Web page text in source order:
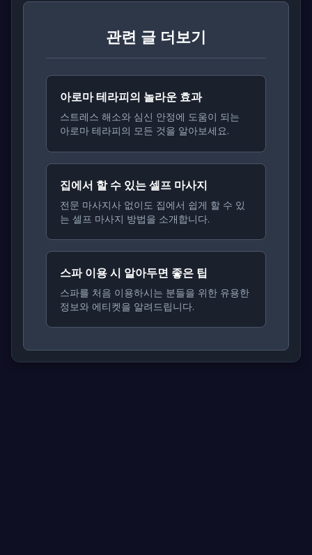
관련 글 더보기
아로마 테라피의 놀라운 효과
스트레스 해소와 심신 안정에 도움이 되는
아로마 테라피의 모든 것을 알아보세요.
집에서 할 수 있는 셀프 마사지
전문 마사지사 없이도 집에서 쉽게 할 수 있
는 셀프 마사지 방법을 소개합니다.
스파 이용 시 알아두면 좋은 팁
스파를 처음 이용하시는 분들을 위한 유용한
정보와 에티켓을 알려드립니다.